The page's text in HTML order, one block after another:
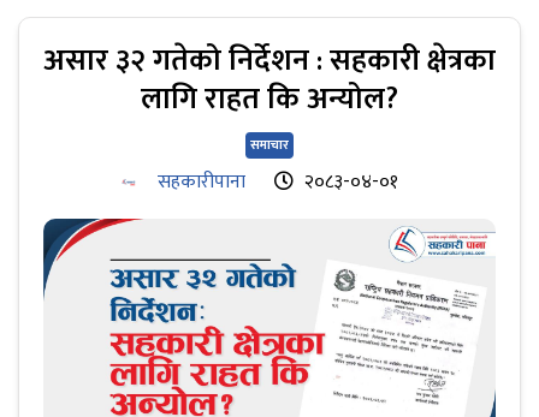
असार ३२ गतेको निर्देशन : सहकारी क्षेत्रका
लागि राहत कि अन्योल?
समाचार
सहकारीपाना २०८३-०४-०१